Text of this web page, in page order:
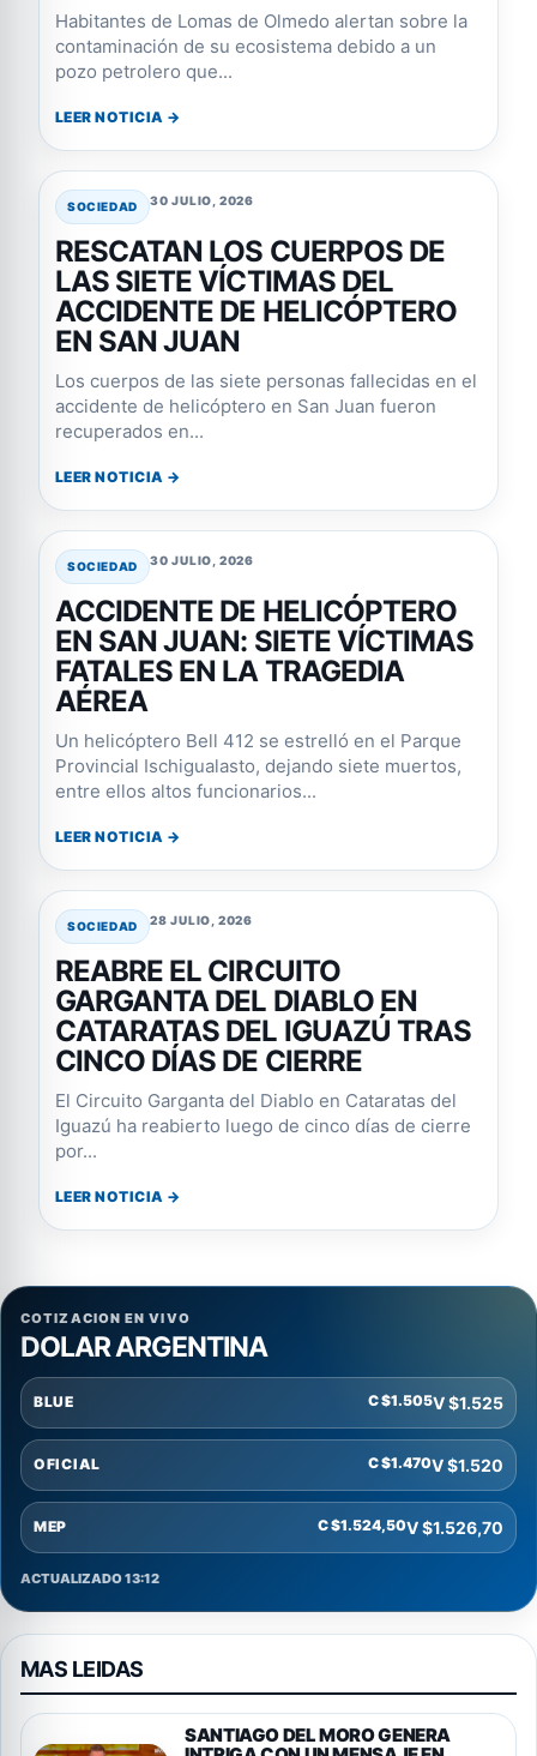
Habitantes de Lomas de Olmedo alertan sobre la
contaminación de su ecosistema debido a un
pozo petrolero que...
LEER NOTICIA →
SOCIEDAD 30 JULIO, 2026
RESCATAN LOS CUERPOS DE
LAS SIETE VÍCTIMAS DEL
ACCIDENTE DE HELICÓPTERO
EN SAN JUAN
Los cuerpos de las siete personas fallecidas en el
accidente de helicóptero en San Juan fueron
recuperados en...
LEER NOTICIA →
SOCIEDAD 30 JULIO, 2026
ACCIDENTE DE HELICÓPTERO
EN SAN JUAN: SIETE VÍCTIMAS
FATALES EN LA TRAGEDIA
AÉREA
Un helicóptero Bell 412 se estrelló en el Parque
Provincial Ischigualasto, dejando siete muertos,
entre ellos altos funcionarios...
LEER NOTICIA →
SOCIEDAD 28 JULIO, 2026
REABRE EL CIRCUITO
GARGANTA DEL DIABLO EN
CATARATAS DEL IGUAZÚ TRAS
CINCO DÍAS DE CIERRE
El Circuito Garganta del Diablo en Cataratas del
Iguazú ha reabierto luego de cinco días de cierre
por...
LEER NOTICIA →
COTIZACION EN VIVO
DOLAR ARGENTINA
BLUE C $1.505V $1.525
OFICIAL C $1.470V $1.520
MEP C $1.524,50V $1.526,70
ACTUALIZADO 13:12
MAS LEIDAS
SANTIAGO DEL MORO GENERA